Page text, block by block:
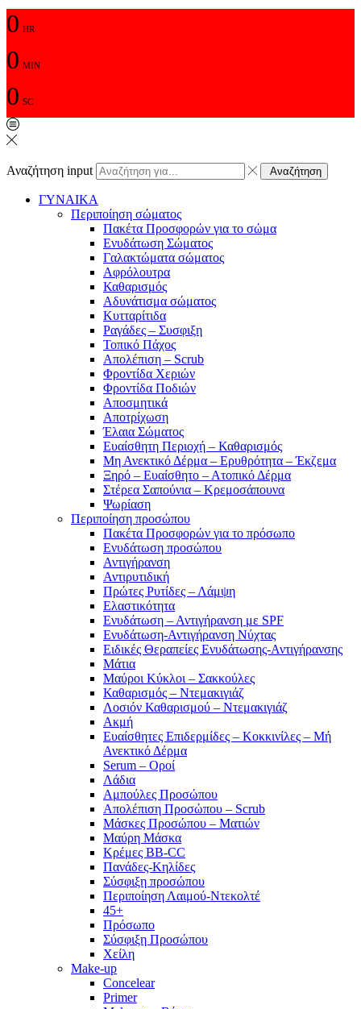
0 HR
0 MIN
0 SC
Αναζήτηση input Αναζήτηση
ΓΥΝΑΙΚΑ
Περιποίηση σώματος
Πακέτα Προσφορών για το σώμα
Ενυδάτωση Σώματος
Γαλακτώματα σώματος
Αφρόλουτρα
Καθαρισμός
Αδυνάτισμα σώματος
Κυτταρίτιδα
Ραγάδες – Συσφιξη
Τοπικό Πάχος
Απολέπιση – Scrub
Φροντίδα Χεριών
Φροντίδα Ποδιών
Αποσμητικά
Αποτρίχωση
Έλαια Σώματος
Ευαίσθητη Περιοχή – Καθαρισμός
Μη Ανεκτικό Δέρμα – Ερυθρότητα – Έκζεμα
Ξηρό – Ευαίσθητο – Ατοπικό Δέρμα
Στέρεα Σαπούνια – Κρεμοσάπουνα
Ψωρίαση
Περιποίηση προσώπου
Πακέτα Προσφορών για το πρόσωπο
Ενυδάτωση προσώπου
Αντιγήρανση
Αντιρυτιδική
Πρώτες Ρυτίδες – Λάμψη
Ελαστικότητα
Ενυδάτωση – Αντιγήρανση με SPF
Ενυδάτωση-Αντιγήρανση Νύχτας
Ειδικές Θεραπείες Ενυδάτωσης-Αντιγήρανσης
Μάτια
Μαύροι Κύκλοι – Σακκούλες
Καθαρισμός – Ντεμακιγιάζ
Λοσιόν Καθαρισμού – Ντεμακιγιάζ
Ακμή
Ευαίσθητες Επιδερμίδες – Κοκκινίλες – Μή
Ανεκτικό Δέρμα
Serum – Οροί
Λάδια
Αμπούλες Προσώπου
Απολέπιση Προσώπου – Scrub
Μάσκες Προσώπου – Ματιών
Μαύρη Μάσκα
Κρέμες BB-CC
Πανάδες-Κηλίδες
Σύσφιξη προσώπου
Περιποίηση Λαιμού-Ντεκολτέ
45+
Πρόσωπο
Σύσφιξη Προσώπου
Χείλη
Make-up
Concelear
Primer